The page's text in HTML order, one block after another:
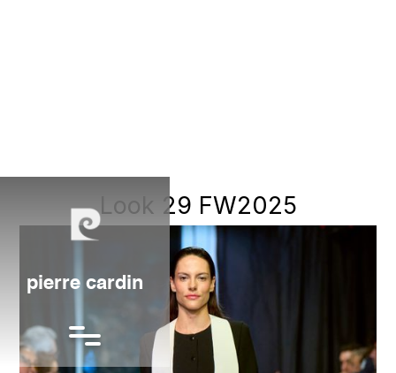
pierre cardin
Look 29 FW2025